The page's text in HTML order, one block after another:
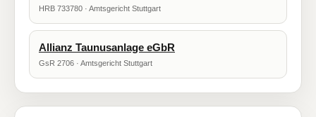
HRB 733780 · Amtsgericht Stuttgart
Allianz Taunusanlage eGbR
GsR 2706 · Amtsgericht Stuttgart